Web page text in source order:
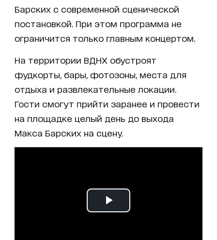
Барских с современной сценической
постановкой. При этом программа не
ограничится только главным концертом.
На территории ВДНХ обустроят
фудкорты, бары, фотозоны, места для
отдыха и развлекательные локации.
Гости смогут прийти заранее и провести
на площадке целый день до выхода
Макса Барских на сцену.